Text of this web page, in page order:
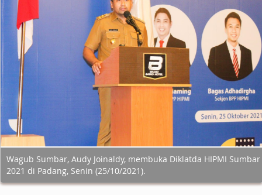
Wagub Sumbar, Audy Joinaldy, membuka Diklatda HIPMI Sumbar
2021 di Padang, Senin (25/10/2021).